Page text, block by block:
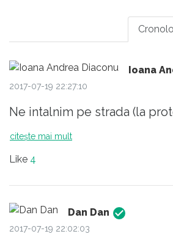
Ioana
2017-07-19 22:27:10
Ne intalnim pe strada (la
citește mai mult
Like 4
Dan Dan
2017-07-19 22:02:03